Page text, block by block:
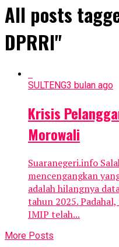
All posts
DPRRI"
SULTENG3 bulan ago
Krisis
Morowali
Suaranegeri.info
mencengangkan
adalah hilangnya
tahun 2025.
IMIP telah...
More Posts